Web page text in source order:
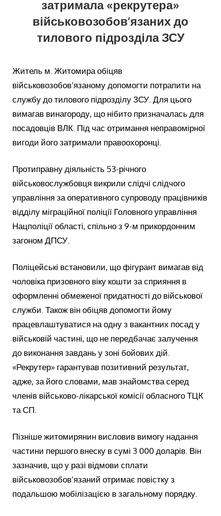
затримала «рекрутера»
військовозобов’язаних до
тилового підрозділа ЗСУ
Житель м. Житомира обіцяв
військовозобов’язаному допомогти потрапити на
службу до тилового підрозділу ЗСУ. Для цього
вимагав винагороду, що нібито призначалась для
посадовців ВЛК. Під час отримання неправомірної
вигоди його затримали правоохоронці.
Протиправну діяльність 53-річного
військовослужбовця викрили слідчі слідчого
управління за оперативного супроводу працівників
відділу міграційної поліції Головного управління
Нацполіції області, спільно з 9-м прикордонним
загоном ДПСУ.
Поліцейські встановили, що фігурант вимагав від
чоловіка призовного віку кошти за сприяння в
оформленні обмеженої придатності до військової
служби. Також він обіцяв допомогти йому
працевлаштуватися на одну з вакантних посад у
військовій частині, що не передбачає залучення
до виконання завдань у зоні бойових дій.
«Рекрутер» гарантував позитивний результат,
адже, за його словами, мав знайомства серед
членів військово-лікарської комісії обласного ТЦК
та СП.
Пізніше житомирянин висловив вимогу надання
частини першого внеску в сумі 3 000 доларів. Він
зазначив, що у разі відмови сплати
військовозобов’язаний отримає повістку з
подальшою мобілізацією в загальному порядку.